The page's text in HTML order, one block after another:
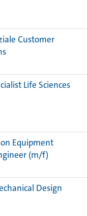
Customer
Life Sciences
Equipment
(m/f)
Design